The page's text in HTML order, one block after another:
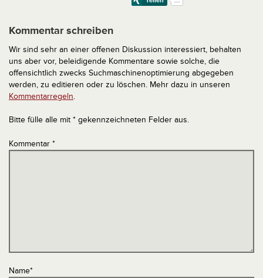
Kommentar schreiben
Wir sind sehr an einer offenen Diskussion interessiert, behalten
uns aber vor, beleidigende Kommentare sowie solche, die
offensichtlich zwecks Suchmaschinenoptimierung abgegeben
werden, zu editieren oder zu löschen. Mehr dazu in unseren
Kommentarregeln.
Bitte fülle alle mit * gekennzeichneten Felder aus.
Kommentar *
Name*